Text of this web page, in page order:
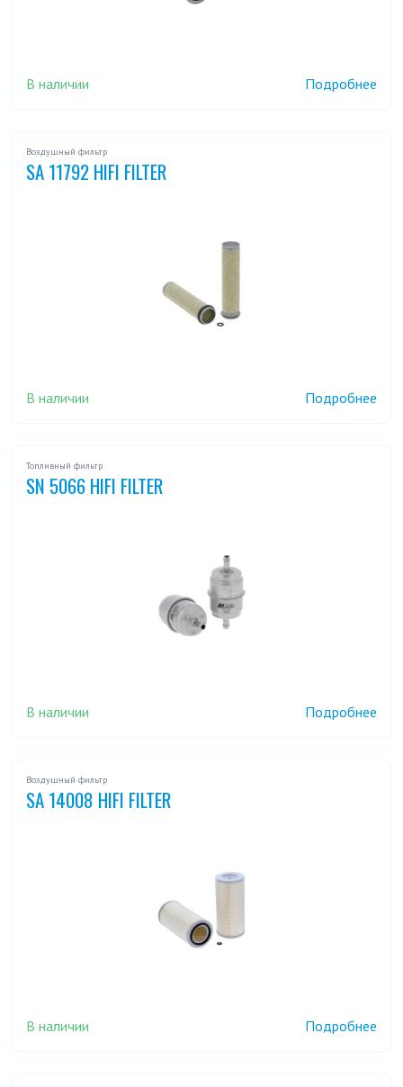
В наличии Подробнее
Воздушный фильтр
SA 11792 HIFI FILTER
В наличии Подробнее
Топливный фильтр
SN 5066 HIFI FILTER
В наличии Подробнее
Воздушный фильтр
SA 14008 HIFI FILTER
В наличии Подробнее